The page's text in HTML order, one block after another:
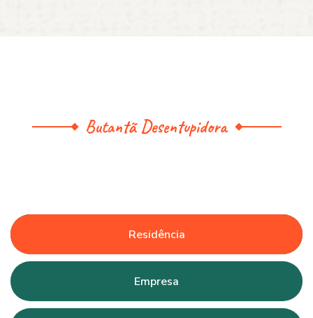
Butantã Desentupidora
Residência
Empresa